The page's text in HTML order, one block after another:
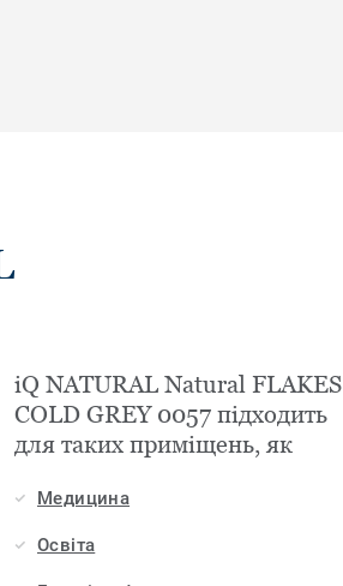
iQ NATURAL Natural FLAKES
COLD GREY 0057 підходить
для таких приміщень, як
Медицина
Освіта